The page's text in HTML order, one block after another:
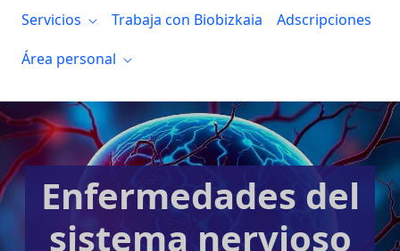
Servicios
Trabaja con Biobizkaia
Adscripciones
Área personal
Enfermedades del
sistema nervioso